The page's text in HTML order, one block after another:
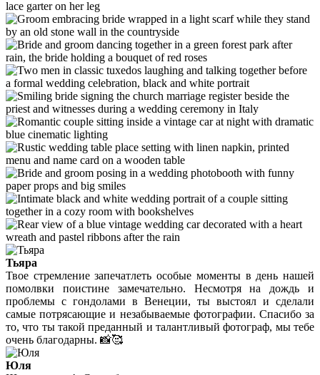
Тьяра
Твое стремление запечатлеть особые моменты в день нашей
помолвки поистине замечательно. Несмотря на дождь и
проблемы с гондолами в Венеции, ты выстоял и сделали
самые потрясающие и незабываемые фотографии. Спасибо за
то, что ты такой преданный и талантливый фотограф, мы тебе
очень благодарны. 📸🥰
Юля